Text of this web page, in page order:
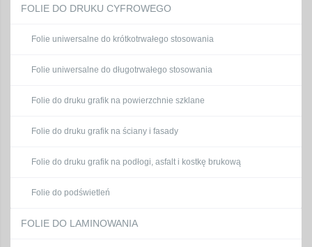
FOLIE DO DRUKU CYFROWEGO
Folie uniwersalne do krótkotrwałego stosowania
Folie uniwersalne do długotrwałego stosowania
Folie do druku grafik na powierzchnie szklane
Folie do druku grafik na ściany i fasady
Folie do druku grafik na podłogi, asfalt i kostkę brukową
Folie do podświetleń
FOLIE DO LAMINOWANIA